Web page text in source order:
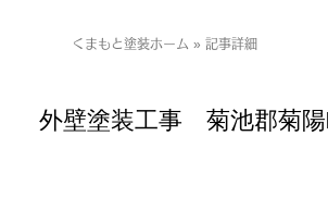
くまもと塗装ホーム » 記事詳細
外壁塗装工事 菊池郡菊